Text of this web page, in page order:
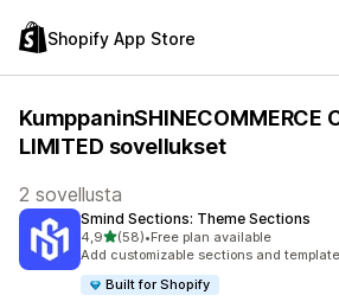
Shopify App Store
KumppaninSHINECOMMERCE
LIMITED sovellukset
2 sovellusta
Smind Sections: Theme Sections
4,9/ 5 tähteä
(58)
58 arvostelua yhteensä
•Free plan available
Add customizable sections and
Built for Shopify